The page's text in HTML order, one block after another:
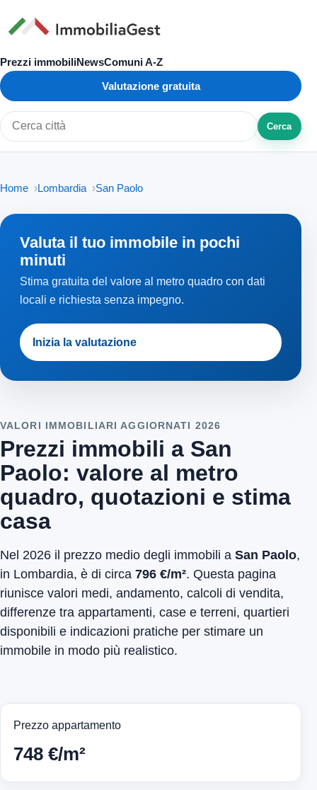
Prezzi immobiliNewsComuni A-Z
Valutazione gratuita
Cerca città o zona
Cerca
Home Lombardia San Paolo
Valuta il tuo immobile in pochi
minuti
Stima gratuita del valore al metro quadro con dati
locali e richiesta senza impegno.
Inizia la valutazione
VALORI IMMOBILIARI AGGIORNATI 2026
Prezzi immobili a San
Paolo: valore al metro
quadro, quotazioni e stima
casa
Nel 2026 il prezzo medio degli immobili a San Paolo,
in Lombardia, è di circa 796 €/m². Questa pagina
riunisce valori medi, andamento, calcoli di vendita,
differenze tra appartamenti, case e terreni, quartieri
disponibili e indicazioni pratiche per stimare un
immobile in modo più realistico.
Prezzo appartamento
748 €/m²